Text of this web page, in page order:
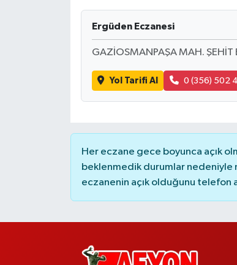
Ergüden Eczanesi
GAZİOSMANPAŞA MAH. ŞEHİT
Yol Tarifi Al 0 (356) 502
Her eczane gece boyunca açık
beklenmedik durumlar nedeniyle
eczanenin açık olduğunu telefon